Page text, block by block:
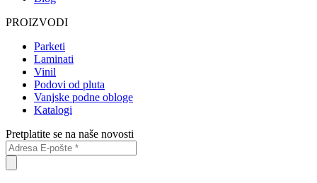
PROIZVODI
Parketi
Laminati
Vinil
Podovi od pluta
Vanjske podne obloge
Katalogi
Pretplatite se na naše novosti